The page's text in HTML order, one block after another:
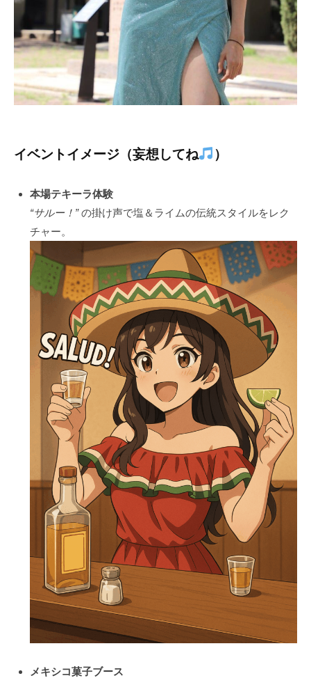
イベントイメージ（妄想してね ）
本場テキーラ体験
“サルー！”の掛け声で塩＆ライムの伝統スタイルをレク
チャー。
メキシコ菓子ブース